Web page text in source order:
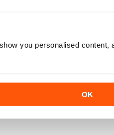
you personalised content,
OK
Subscription für
Speichern Sie14%